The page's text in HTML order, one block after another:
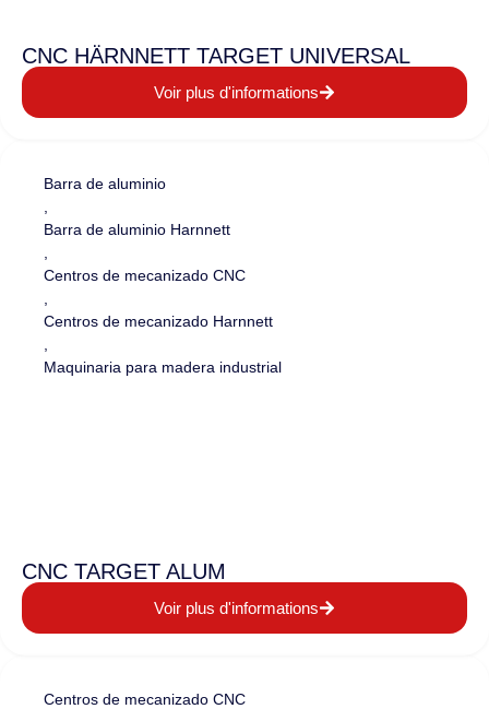
CNC HÄRNNETT TARGET UNIVERSAL
Voir plus d'informations
Barra de aluminio
Barra de aluminio Harnnett
Centros de mecanizado CNC
Centros de mecanizado Harnnett
Maquinaria para madera industrial
CNC TARGET ALUM
Voir plus d'informations
Centros de mecanizado CNC